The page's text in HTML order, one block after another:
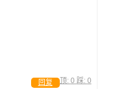
顶: 0 踩: 0
回复